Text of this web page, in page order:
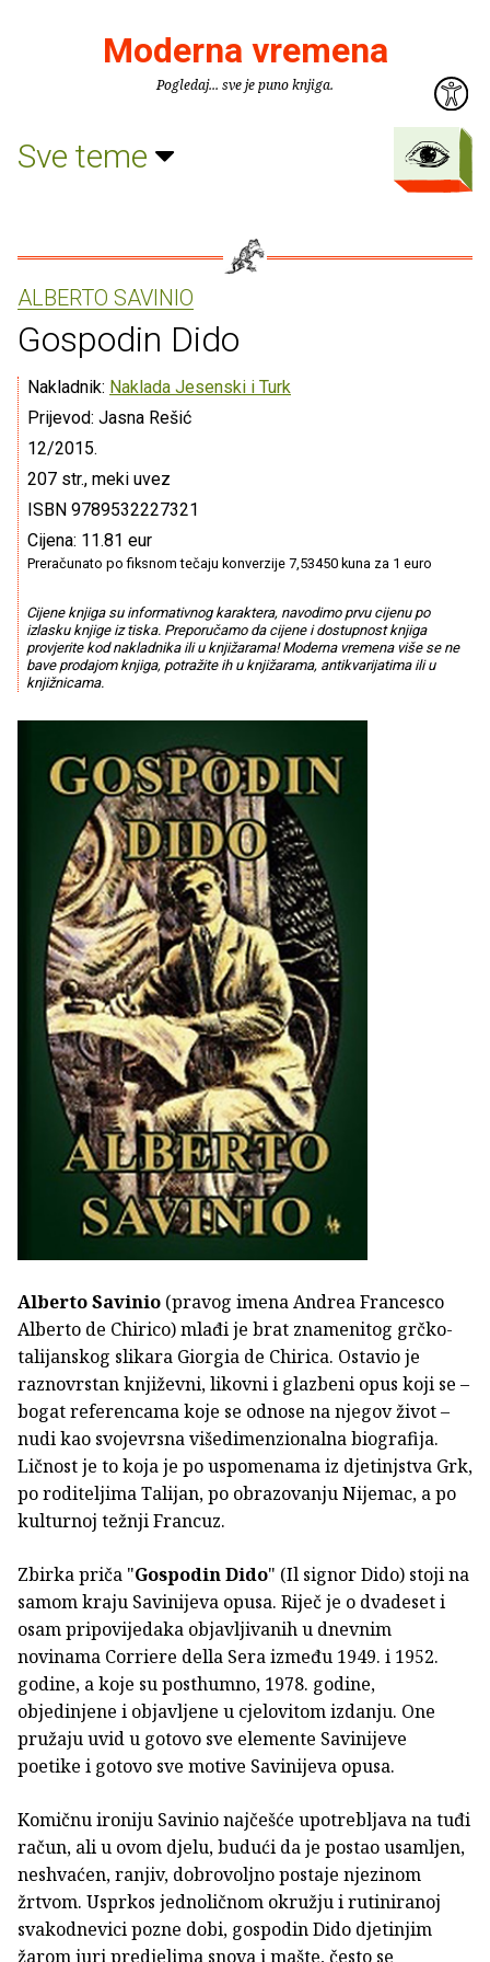
Moderna vremena
Pogledaj... sve je puno knjiga.
Sve teme
ALBERTO SAVINIO
Gospodin Dido
Nakladnik: Naklada Jesenski i Turk
Prijevod: Jasna Rešić
12/2015.
207 str., meki uvez
ISBN 9789532227321
Cijena: 11.81 eur
Preračunato po fiksnom tečaju konverzije 7,53450 kuna za 1 euro
Cijene knjiga su informativnog karaktera, navodimo prvu cijenu po
izlasku knjige iz tiska. Preporučamo da cijene i dostupnost knjiga
provjerite kod nakladnika ili u knjižarama! Moderna vremena više se ne
bave prodajom knjiga, potražite ih u knjižarama, antikvarijatima ili u
knjižnicama.
Alberto Savinio (pravog imena Andrea Francesco
Alberto de Chirico) mlađi je brat znamenitog grčko-
talijanskog slikara Giorgia de Chirica. Ostavio je
raznovrstan književni, likovni i glazbeni opus koji se –
bogat referencama koje se odnose na njegov život –
nudi kao svojevrsna višedimenzionalna biografija.
Ličnost je to koja je po uspomenama iz djetinjstva Grk,
po roditeljima Talijan, po obrazovanju Nijemac, a po
kulturnoj težnji Francuz.
Zbirka priča "Gospodin Dido" (Il signor Dido) stoji na
samom kraju Savinijeva opusa. Riječ je o dvadeset i
osam pripovijedaka objavljivanih u dnevnim
novinama Corriere della Sera između 1949. i 1952.
godine, a koje su posthumno, 1978. godine,
objedinjene i objavljene u cjelovitom izdanju. One
pružaju uvid u gotovo sve elemente Savinijeve
poetike i gotovo sve motive Savinijeva opusa.
Komičnu ironiju Savinio najčešće upotrebljava na tuđi
račun, ali u ovom djelu, budući da je postao usamljen,
neshvaćen, ranjiv, dobrovoljno postaje njezinom
žrtvom. Usprkos jednoličnom okružju i rutiniranoj
svakodnevici pozne dobi, gospodin Dido djetinjim
žarom juri predjelima snova i mašte, često se